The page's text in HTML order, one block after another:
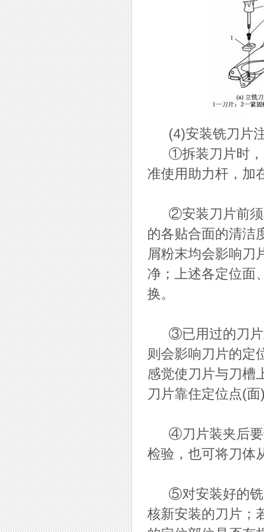
(4)安装铣刀片
①拆装刀片时，
准使用助力杆，加
②安装刀片前须
的各贴合面的清洁
屑粉末均会影响刀
净；上述各定位面
换。
③已用过的刀片
则会影响刀片的定
感觉使刀片与刀槽
刀片靠住定位点(
④刀片装夹后要
检验，也可将刀体
⑤对安装好的铣
核新安装的刀片；